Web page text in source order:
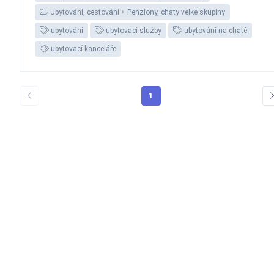
Ubytování, cestování Penziony, chaty velké skupiny
ubytování ubytovací služby ubytování na chatě
ubytovací kanceláře
1